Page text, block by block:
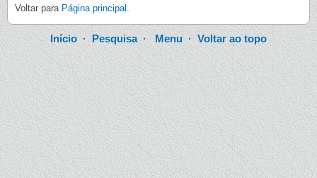
Voltar para Página principal .
Início·Pesquisa· Menu· Voltar ao topo